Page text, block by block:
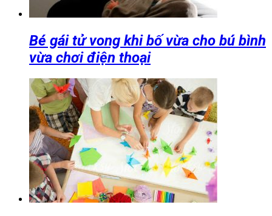
Bé gái tử vong khi bố vừa cho bú bình
vừa chơi điện thoại